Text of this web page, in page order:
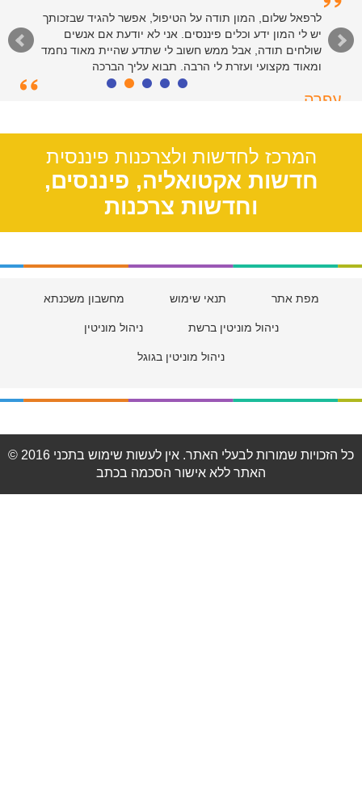
לרפאל שלום, המון תודה על הטיפול, אפשר להגיד שבזכותך
יש לי המון ידע וכלים פיננסים. אני לא יודעת אם אנשים
שולחים תודה, אבל ממש חשוב לי שתדע שהיית מאוד נחמד
ומאוד מקצועי ועזרת לי הרבה. תבוא עליך הברכה
עפרה
המרכז לחדשות ולצרכנות פיננסית
חדשות אקטואליה, פיננסים,
וחדשות צרכנות
מפת אתר תנאי שימוש מחשבון משכנתא
ניהול מוניטין ברשת ניהול מוניטין
ניהול מוניטין בגוגל
© 2016 כל הזכויות שמורות לבעלי האתר. אין לעשות שימוש בתכני
האתר ללא אישור הסכמה בכתב